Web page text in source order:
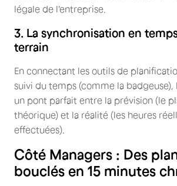
légale de l'entreprise.
3. La synchronisation en
terrain
En connectant les outils de
suivi du temps (comme la
un pont parfait entre la prévision (le
théorique) et la réalité (les heures
effectuées).
Côté Managers : Des
bouclés en 15 minutes